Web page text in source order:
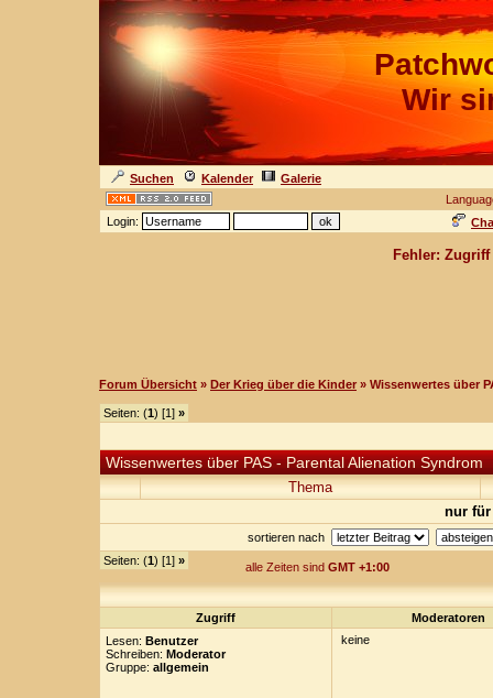
Wir
Suchen Kalender
Galerie
Login:
Fehler:
Forum Übersicht » Der Krieg über die Kinder » Wissenwertes über
Seiten: (1) [1] »
Wissenwertes über PAS - Parental Alienation Syndrom
Thema
nur für
sortieren nach
Seiten: (1) [1] » alle Zeiten sind GMT +1:00
Zugriff
Moderatoren
Lesen: Benutzer
Schreiben: Moderator
Gruppe: allgemein
keine